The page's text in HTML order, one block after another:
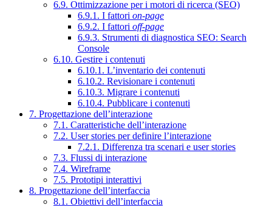
6.9. Ottimizzazione per i motori di ricerca (SEO)
6.9.1. I fattori on-page
6.9.2. I fattori off-page
6.9.3. Strumenti di diagnostica SEO: Search
Console
6.10. Gestire i contenuti
6.10.1. L’inventario dei contenuti
6.10.2. Revisionare i contenuti
6.10.3. Migrare i contenuti
6.10.4. Pubblicare i contenuti
7. Progettazione dell’interazione
7.1. Caratteristiche dell’interazione
7.2. User stories per definire l’interazione
7.2.1. Differenza tra scenari e user stories
7.3. Flussi di interazione
7.4. Wireframe
7.5. Prototipi interattivi
8. Progettazione dell’interfaccia
8.1. Obiettivi dell’interfaccia